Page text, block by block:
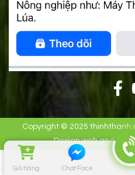
Giỏ hàng Chat Face
Copyright © 2025
Design web and SEO